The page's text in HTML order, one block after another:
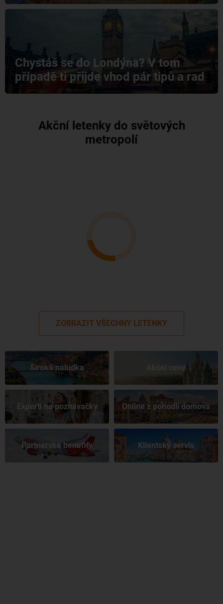
Chystáš se do Londýna? V tom
případě ti přijde vhod pár tipů a rad
Akční letenky do světových
metropolí
ZOBRAZIT VŠECHNY LETENKY
Široká nabídka Akční ceny
Experti na poznávačky Online z pohodlí domova
Partnerské benefity Klientský servis